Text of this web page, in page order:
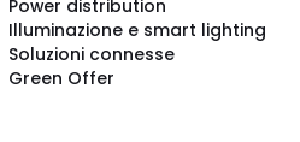
Power distribution
Illuminazione e smart lighting
Soluzioni connesse
Green Offer